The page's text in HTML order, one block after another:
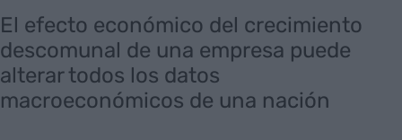
El efecto económico del crecimiento
descomunal de una empresa puede
alterar todos los datos
macroeconómicos de una nación